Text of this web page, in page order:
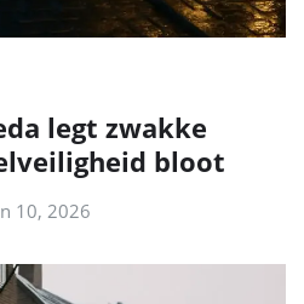
legt zwakke
bloot
10, 2026